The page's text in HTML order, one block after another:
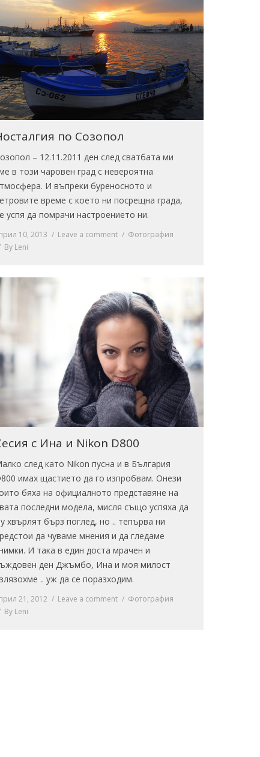
по Созопол
– 12.11.2011 ден след сватбата ми
в този чаровен град с невероятна
И въпреки буреносното и
време с което ни посрещна града,
успя да помрачи настроението ни.
10, 2013 Leave a comment
Фотография
By Leni
с Ина и Nikon D800
след като Nikon пусна и в България
имах щастието да го изпробвам. Онези
бяха на официалното представяне на
последни модела, мисля също успяха да
хвърлят бърз поглед, но .. тепърва ни
да чуваме мнения и да гледаме
И така в един доста мрачен и
ден Джъмбо, Ина и моя милост
.. уж да се поразходим.
21, 2012 Leave a comment
Фотография
By Leni